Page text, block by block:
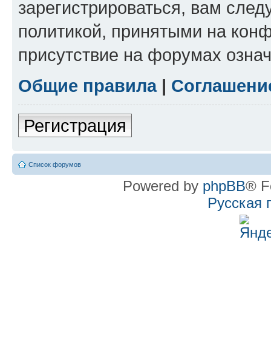
зарегистрироваться, вам
политикой, принятыми на
присутствие на форумах
Общие правила|
Регистрация
Список форумов
Powered by phpBB®
Русская